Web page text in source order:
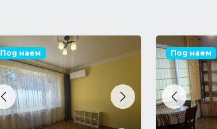
Previous Next
Под наем
Previous
Под наем